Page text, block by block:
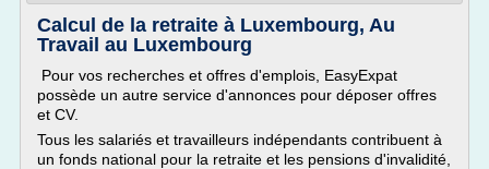
Calcul de la retraite à Luxembourg, Au
Travail au Luxembourg
Pour vos recherches et offres d'emplois, EasyExpat
possède un autre service d'annonces pour déposer offres
et CV.
Tous les salariés et travailleurs indépendants contribuent à
un fonds national pour la retraite et les pensions d'invalidité,